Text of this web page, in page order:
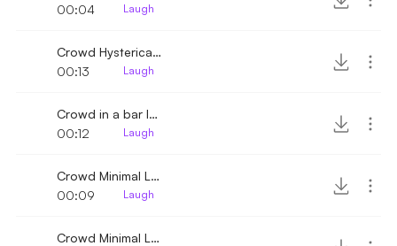
00:04
Laugh
Crowd Hysterically laughing
00:13
Laugh
Crowd in a bar laughing 2
00:12
Laugh
Crowd Minimal Laugh 2
00:09
Laugh
Crowd Minimal Laugh